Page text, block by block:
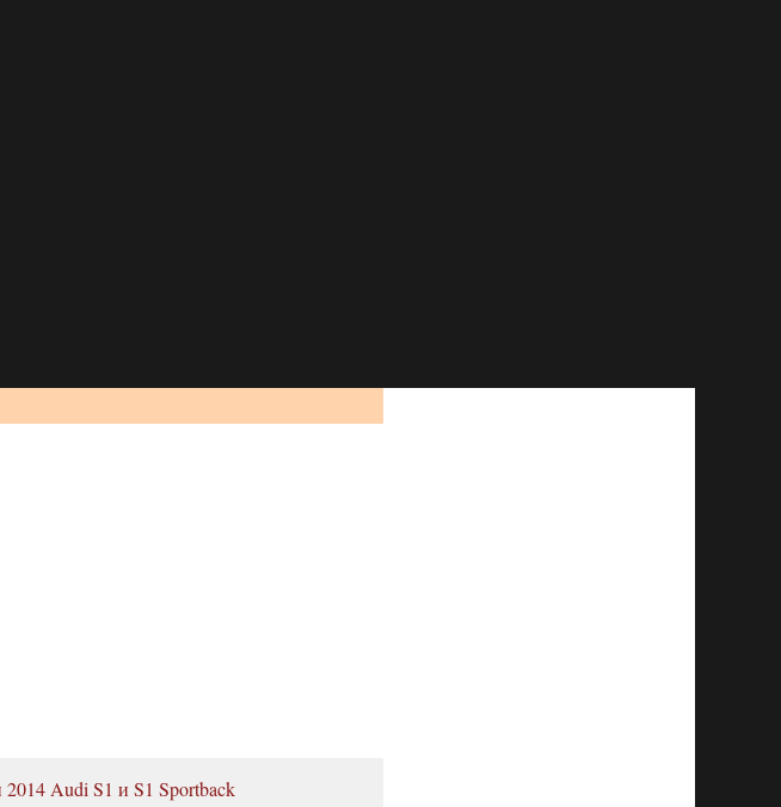
Audi S1 и S1 Sportback